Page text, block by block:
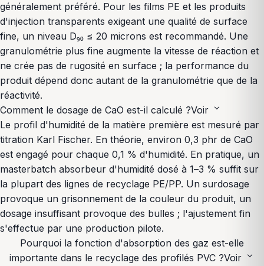
généralement préféré. Pour les films PE et les produits
d'injection transparents exigeant une qualité de surface
fine, un niveau D₉₀ ≤ 20 microns est recommandé. Une
granulométrie plus fine augmente la vitesse de réaction et
ne crée pas de rugosité en surface ; la performance du
produit dépend donc autant de la granulométrie que de la
réactivité.
Comment le dosage de CaO est-il calculé ?Voir expand_more
Le profil d'humidité de la matière première est mesuré par
titration Karl Fischer. En théorie, environ 0,3 phr de CaO
est engagé pour chaque 0,1 % d'humidité. En pratique, un
masterbatch absorbeur d'humidité dosé à 1–3 % suffit sur
la plupart des lignes de recyclage PE/PP. Un surdosage
provoque un grisonnement de la couleur du produit, un
dosage insuffisant provoque des bulles ; l'ajustement fin
s'effectue par une production pilote.
Pourquoi la fonction d'absorption des gaz est-elle
importante dans le recyclage des profilés PVC ?Voir expand_more